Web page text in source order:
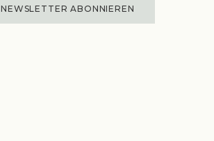
NEWSLETTER ABONNIEREN